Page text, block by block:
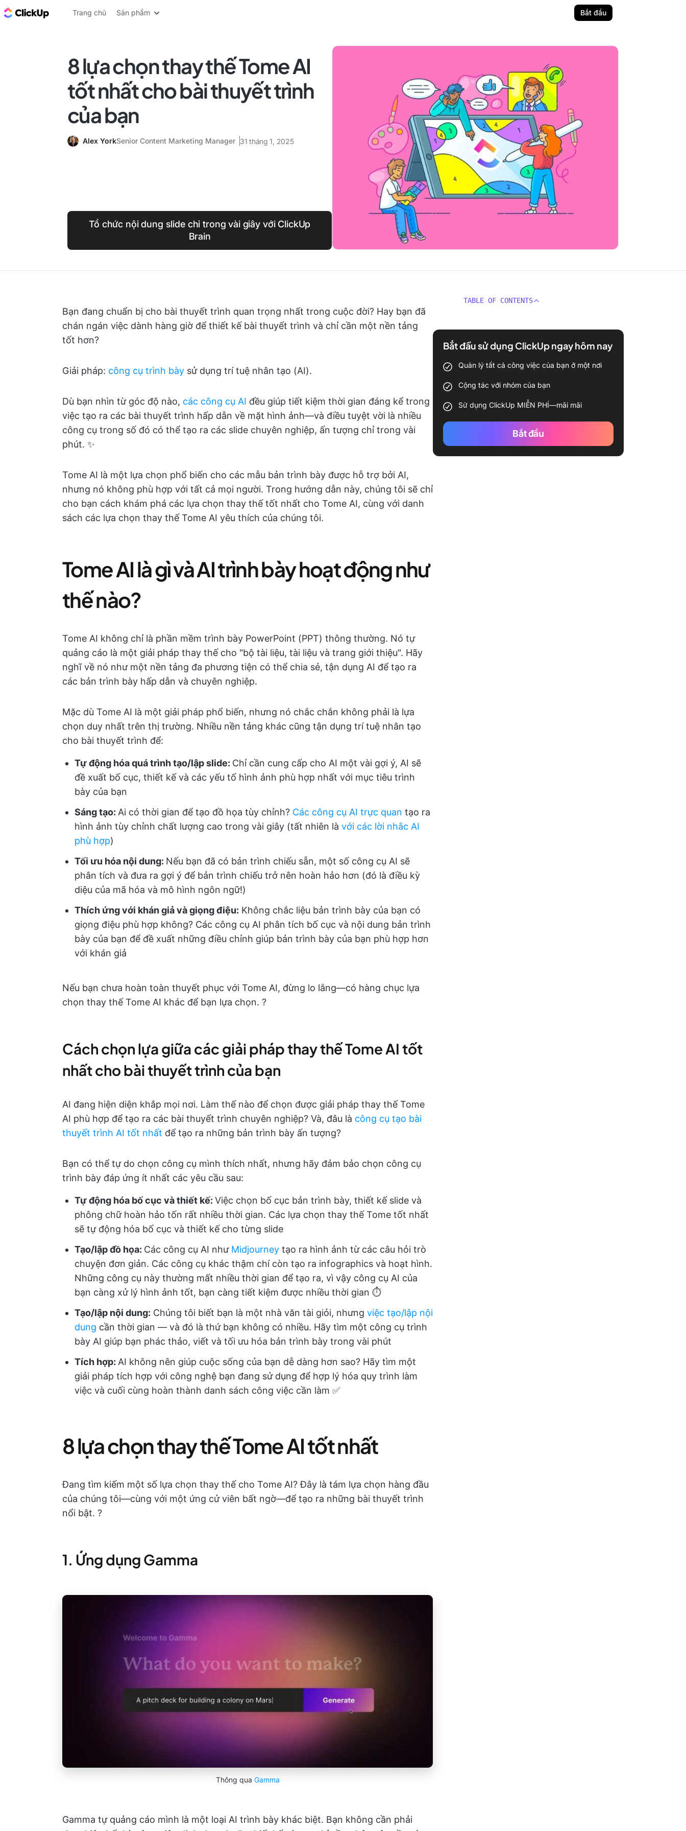
ClickUp Blog
Trang chủ Sản phẩm Bắt đầu
8 lựa chọn thay thế Tome AI
tốt nhất cho bài thuyết trình
của bạn
Alex YorkSenior Content Marketing Manager 31 tháng 1, 2025
Tổ chức nội dung slide chỉ trong vài giây với ClickUp
Brain
Bạn đang chuẩn bị cho bài thuyết trình quan trọng nhất trong cuộc đời? Hay bạn đã
chán ngán việc dành hàng giờ để thiết kế bài thuyết trình và chỉ cần một nền tảng
tốt hơn?
Giải pháp: công cụ trình bày sử dụng trí tuệ nhân tạo (AI).
Dù bạn nhìn từ góc độ nào, các công cụ AI đều giúp tiết kiệm thời gian đáng kể trong
việc tạo ra các bài thuyết trình hấp dẫn về mặt hình ảnh—và điều tuyệt vời là nhiều
công cụ trong số đó có thể tạo ra các slide chuyên nghiệp, ấn tượng chỉ trong vài
phút. ✨
Tome AI là một lựa chọn phổ biến cho các mẫu bản trình bày được hỗ trợ bởi AI,
nhưng nó không phù hợp với tất cả mọi người. Trong hướng dẫn này, chúng tôi sẽ chỉ
cho bạn cách khám phá các lựa chọn thay thế tốt nhất cho Tome AI, cùng với danh
sách các lựa chọn thay thế Tome AI yêu thích của chúng tôi.
Tome AI là gì và AI trình bày hoạt động như
thế nào?
Tome AI không chỉ là phần mềm trình bày PowerPoint (PPT) thông thường. Nó tự
quảng cáo là một giải pháp thay thế cho "bộ tài liệu, tài liệu và trang giới thiệu". Hãy
nghĩ về nó như một nền tảng đa phương tiện có thể chia sẻ, tận dụng AI để tạo ra
các bản trình bày hấp dẫn và chuyên nghiệp.
Mặc dù Tome AI là một giải pháp phổ biến, nhưng nó chắc chắn không phải là lựa
chọn duy nhất trên thị trường. Nhiều nền tảng khác cũng tận dụng trí tuệ nhân tạo
cho bài thuyết trình để:
Tự động hóa quá trình tạo/lập slide: Chỉ cần cung cấp cho AI một vài gợi ý, AI sẽ
đề xuất bố cục, thiết kế và các yếu tố hình ảnh phù hợp nhất với mục tiêu trình
bày của bạn
Sáng tạo: Ai có thời gian để tạo đồ họa tùy chỉnh? Các công cụ AI trực quan tạo ra
hình ảnh tùy chỉnh chất lượng cao trong vài giây (tất nhiên là với các lời nhắc AI
phù hợp)
Tối ưu hóa nội dung: Nếu bạn đã có bản trình chiếu sẵn, một số công cụ AI sẽ
phân tích và đưa ra gợi ý để bản trình chiếu trở nên hoàn hảo hơn (đó là điều kỳ
diệu của mã hóa và mô hình ngôn ngữ!)
Thích ứng với khán giả và giọng điệu: Không chắc liệu bản trình bày của bạn có
giọng điệu phù hợp không? Các công cụ AI phân tích bố cục và nội dung bản trình
bày của bạn để đề xuất những điều chỉnh giúp bản trình bày của bạn phù hợp hơn
với khán giả
Nếu bạn chưa hoàn toàn thuyết phục với Tome AI, đừng lo lắng—có hàng chục lựa
chọn thay thế Tome AI khác để bạn lựa chọn. ?️
Cách chọn lựa giữa các giải pháp thay thế Tome AI tốt
nhất cho bài thuyết trình của bạn
AI đang hiện diện khắp mọi nơi. Làm thế nào để chọn được giải pháp thay thế Tome
AI phù hợp để tạo ra các bài thuyết trình chuyên nghiệp? Và, đâu là công cụ tạo bài
thuyết trình AI tốt nhất để tạo ra những bản trình bày ấn tượng?
Bạn có thể tự do chọn công cụ mình thích nhất, nhưng hãy đảm bảo chọn công cụ
trình bày đáp ứng ít nhất các yêu cầu sau:
Tự động hóa bố cục và thiết kế: Việc chọn bố cục bản trình bày, thiết kế slide và
phông chữ hoàn hảo tốn rất nhiều thời gian. Các lựa chọn thay thế Tome tốt nhất
sẽ tự động hóa bố cục và thiết kế cho từng slide
Tạo/lập đồ họa: Các công cụ AI như Midjourney tạo ra hình ảnh từ các câu hỏi trò
chuyện đơn giản. Các công cụ khác thậm chí còn tạo ra infographics và hoạt hình.
Những công cụ này thường mất nhiều thời gian để tạo ra, vì vậy công cụ AI của
bạn càng xử lý hình ảnh tốt, bạn càng tiết kiệm được nhiều thời gian ⏱️
Tạo/lập nội dung: Chúng tôi biết bạn là một nhà văn tài giỏi, nhưng việc tạo/lập nội
dung cần thời gian — và đó là thứ bạn không có nhiều. Hãy tìm một công cụ trình
bày AI giúp bạn phác thảo, viết và tối ưu hóa bản trình bày trong vài phút
Tích hợp: AI không nên giúp cuộc sống của bạn dễ dàng hơn sao? Hãy tìm một
giải pháp tích hợp với công nghệ bạn đang sử dụng để hợp lý hóa quy trình làm
việc và cuối cùng hoàn thành danh sách công việc cần làm ✅
8 lựa chọn thay thế Tome AI tốt nhất
Đang tìm kiếm một số lựa chọn thay thế cho Tome AI? Đây là tám lựa chọn hàng đầu
của chúng tôi—cùng với một ứng cử viên bất ngờ—để tạo ra những bài thuyết trình
nổi bật. ?
1. Ứng dụng Gamma
Thông qua Gamma
Gamma tự quảng cáo mình là một loại AI trình bày khác biệt. Bạn không cần phải
TABLE OF CONTENTS
Bắt đầu sử dụng ClickUp ngay hôm nay
Quản lý tất cả công việc của bạn ở một nơi
Cộng tác với nhóm của bạn
Sử dụng ClickUp MIỄN PHÍ—mãi mãi
Bắt đầu